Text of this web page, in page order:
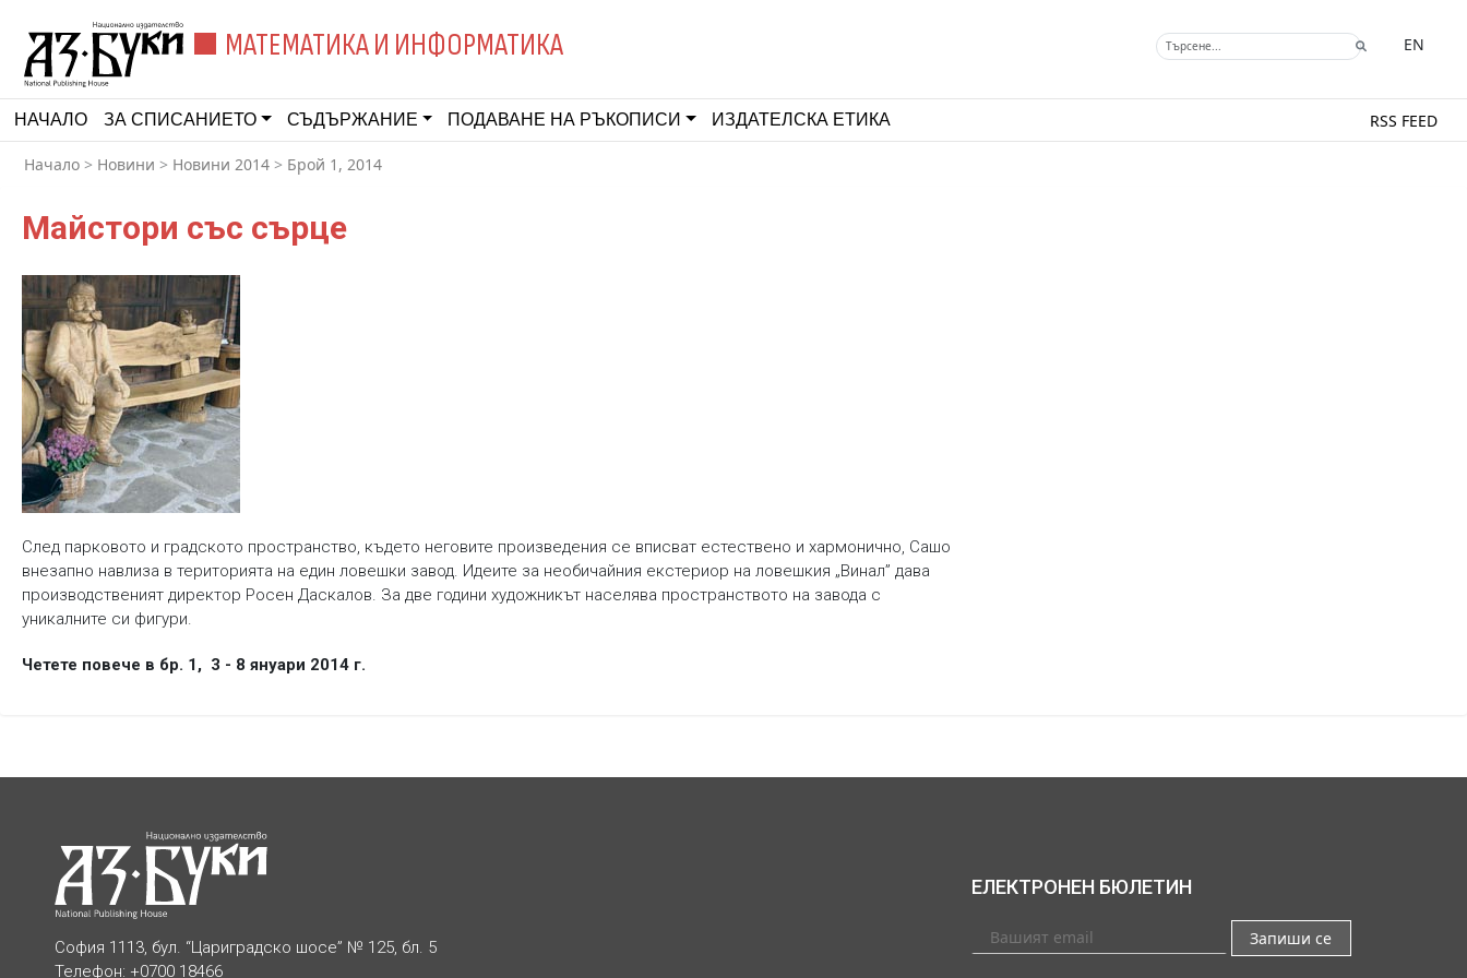
МАТЕМАТИКА И ИНФОРМАТИКА EN
НАЧАЛО ЗА СПИСАНИЕТО СЪДЪРЖАНИЕ ПОДАВАНЕ НА РЪКОПИСИ ИЗДАТЕЛСКА ЕТИКА RSS FEED
Начало > Новини > Новини 2014 > Брой 1, 2014
Майстори със сърце
След парковото и градското пространство, където неговите произведения се вписват естествено и хармонично, Сашо
внезапно навлиза в територията на един ловешки завод. Идеите за необичайния екстериор на ловешкия „Винал” дава
производственият директор Росен Даскалов. За две години художникът населява пространството на завода с
уникалните си фигури.
Четете повече в бр. 1, 3 - 8 януари 2014 г.
София 1113, бул. “Цариградско шосе” № 125, бл. 5
Телефон: +0700 18466
ЕЛЕКТРОНЕН БЮЛЕТИН
Запиши се